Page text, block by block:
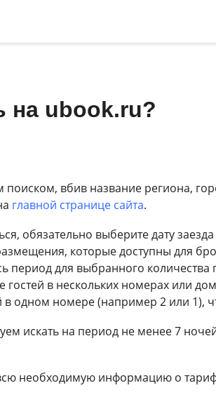
на ubook.ru?
вбив название региона,
главной странице сайта.
обязательно выберите дату
которые доступны для
период для выбранного количества
в нескольких номерах или
в одном номере (например 2 или 1),
искать на период не менее 7
необходимую информацию о